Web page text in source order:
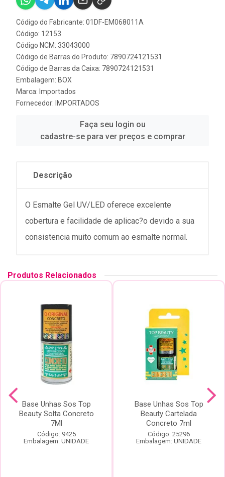
Código do Fabricante: 01DF-EM068011A
Código: 12153
Código NCM: 33043000
Código de Barras do Produto: 7890724121531
Código de Barras da Caixa: 7890724121531
Embalagem: BOX
Marca: Importados
Fornecedor: IMPORTADOS
Faça seu login ou
cadastre-se para ver preços e comprar
Descrição
O Esmalte Gel UV/LED oferece excelente
cobertura e facilidade de aplicac?o devido a sua
consistencia muito comum ao esmalte normal.
Produtos Relacionados
Base Unhas Sos Top
Beauty Solta Concreto
7Ml
Código: 9425
Embalagem: UNIDADE
Base Unhas Sos Top
Beauty Cartelada
Concreto 7ml
Código: 25296
Embalagem: UNIDADE